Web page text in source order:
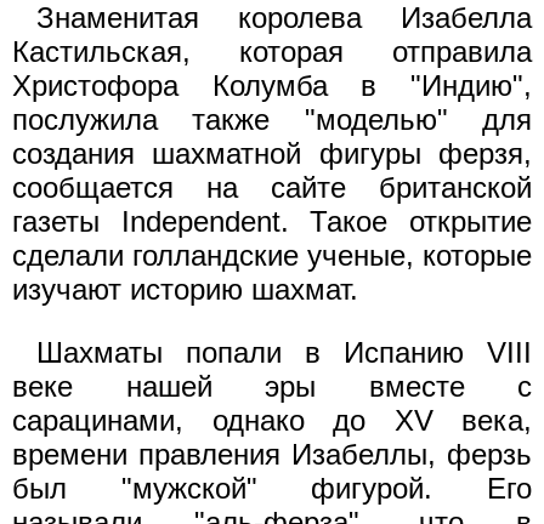
Знаменитая королева Изабелла
Кастильская, которая отправила
Христофора Колумба в "Индию",
послужила также "моделью" для
создания шахматной фигуры ферзя,
сообщается на сайте британской
газеты Independent. Такое открытие
сделали голландские ученые, которые
изучают историю шахмат.
Шахматы попали в Испанию VIII
веке нашей эры вместе с
сарацинами, однако до XV века,
времени правления Изабеллы, ферзь
был "мужской" фигурой. Его